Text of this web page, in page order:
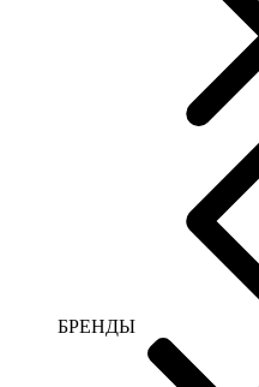
БРЕНДЫ